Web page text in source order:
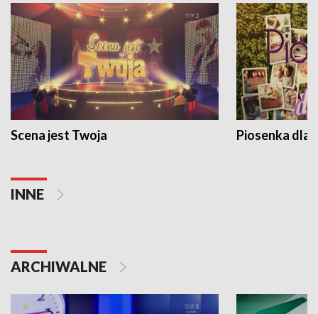
Scena jest Twoja Piosenka dla
INNE
ARCHIWALNE